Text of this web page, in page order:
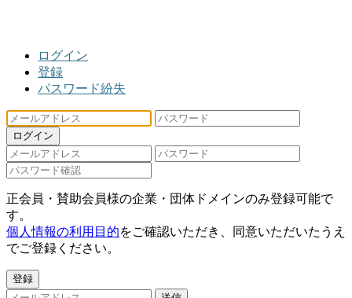
ログイン
登録
パスワード紛失
ログイン
正会員・賛助会員様の企業・団体ドメインのみ登録可能で
す。
個人情報の利用目的をご確認いただき、同意いただいたうえ
でご登録ください。
登録